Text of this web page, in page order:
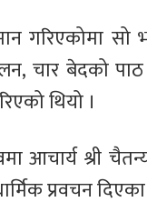
गरिएकोमा सो
बेदको पाठ
थियो ।
आचार्य
प्रवचन